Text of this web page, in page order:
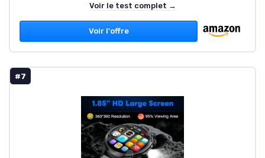
Voir le test complet →
Voir l'offre
#7